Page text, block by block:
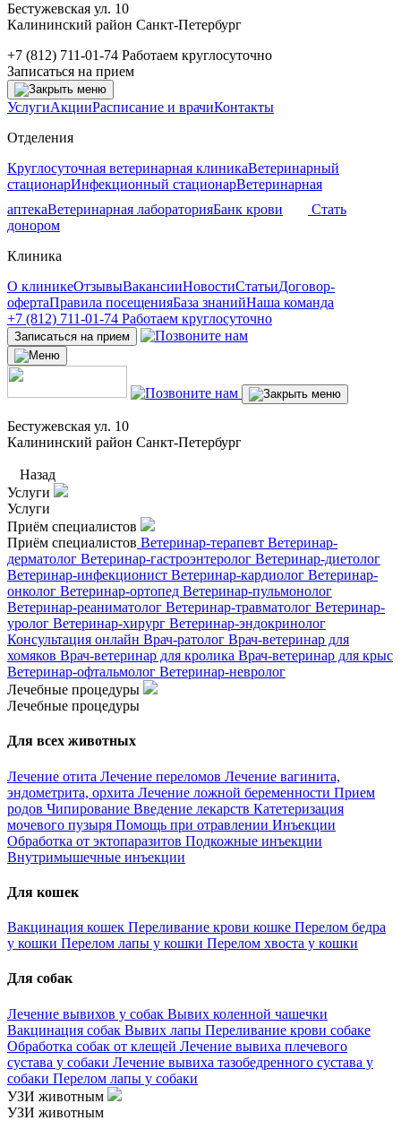
Бестужевская ул. 10
Калининский район Санкт-Петербург
+7 (812) 711-01-74 Работаем круглосуточно
Записаться на прием
УслугиАкцииРасписание и врачиКонтакты
Отделения
Круглосуточная ветеринарная клиникаВетеринарный
стационарИнфекционный стационарВетеринарная
аптекаВетеринарная лабораторияБанк крови
Стать
донором
Клиника
О клиникеОтзывыВакансииНовостиСтатьиДоговор-
офертаПравила посещенияБаза знанийНаша команда
+7 (812) 711-01-74 Работаем круглосуточно
Записаться на прием
Бестужевская ул. 10
Калининский район Санкт-Петербург
Назад
Услуги
Услуги
Приём специалистов
Приём специалистов Ветеринар-терапевт Ветеринар-
дерматолог Ветеринар-гастроэнтеролог Ветеринар-диетолог
Ветеринар-инфекционист Ветеринар-кардиолог Ветеринар-
онколог Ветеринар-ортопед Ветеринар-пульмонолог
Ветеринар-реаниматолог Ветеринар-травматолог Ветеринар-
уролог Ветеринар-хирург Ветеринар-эндокринолог
Консультация онлайн Врач-ратолог Врач-ветеринар для
хомяков Врач-ветеринар для кролика Врач-ветеринар для крыс
Ветеринар-офтальмолог Ветеринар-невролог
Лечебные процедуры
Лечебные процедуры
Для всех животных
Лечение отита Лечение переломов Лечение вагинита,
эндометрита, орхита Лечение ложной беременности Прием
родов Чипирование Введение лекарств Катетеризация
мочевого пузыря Помощь при отравлении Инъекции
Обработка от эктопаразитов Подкожные инъекции
Внутримышечные инъекции
Для кошек
Вакцинация кошек Переливание крови кошке Перелом бедра
у кошки Перелом лапы у кошки Перелом хвоста у кошки
Для собак
Лечение вывихов у собак Вывих коленной чашечки
Вакцинация собак Вывих лапы Переливание крови собаке
Обработка собак от клещей Лечение вывиха плечевого
сустава у собаки Лечение вывиха тазобедренного сустава у
собаки Перелом лапы у собаки
УЗИ животным
УЗИ животным